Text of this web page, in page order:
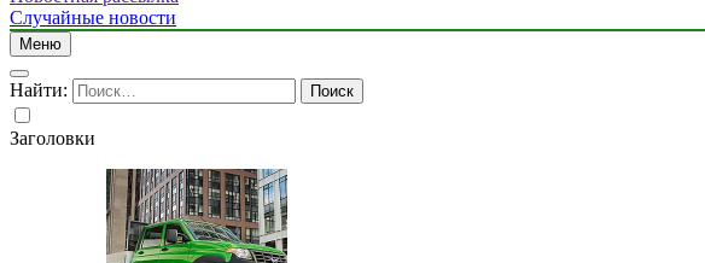
Случайные новости
Меню
Найти:
Заголовки